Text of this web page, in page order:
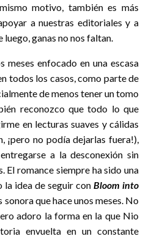
motivo, también es más
a nuestras editoriales y a
ganas no nos faltan.
meses enfocado en una escasa
todos los casos, como parte de
de menos tener un tomo
reconozco que todo lo que
en lecturas suaves y cálidas
¡pero no podía dejarlas fuera!),
a la desconexión sin
El romance siempre ha sido una
la idea de seguir con Bloom into
sonora que hace unos meses. No
adoro la forma en la que Nio
envuelta en un constante